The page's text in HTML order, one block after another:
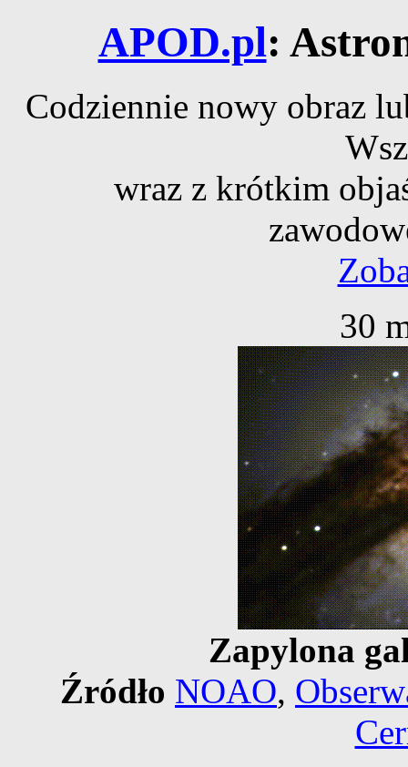
APOD.pl:
Codziennie nowy obraz
wraz z krótkim
30
Zapylona
Źródło NOAO,